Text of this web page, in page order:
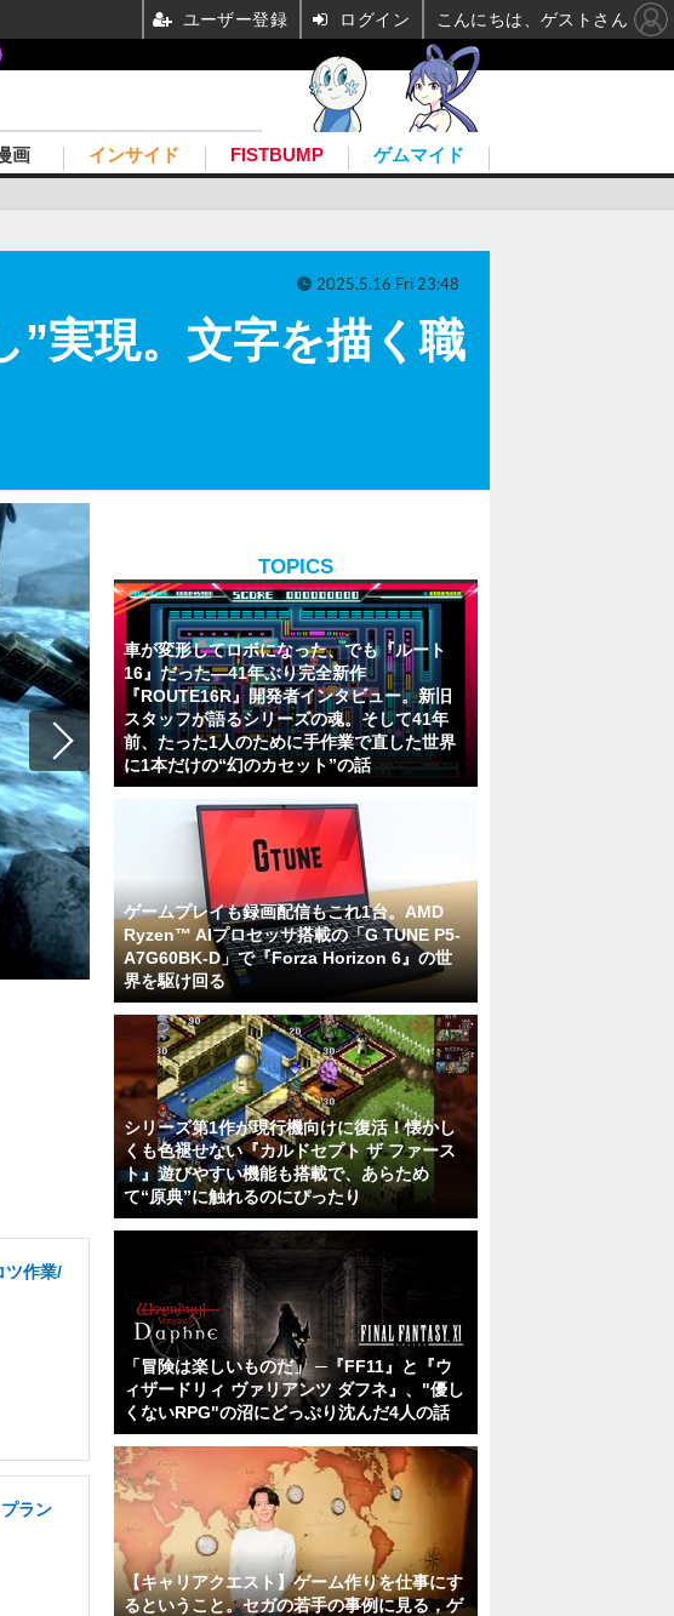
画 インサイド FISTBUMP ゲムマイド
”実現。文字を描く職
2025.5.16 Fri 23:48
ツ作業/
ラン
TOPICS
車が変形してロボになった、でも『ルート
16』だった―41年ぶり完全新作
『ROUTE16R』開発者インタビュー。新旧
スタッフが語るシリーズの魂。そして41年
前、たった1人のために手作業で直した世界
に1本だけの“幻のカセット”の話
ゲームプレイも録画配信もこれ1台。AMD
Ryzen™ AIプロセッサ搭載の「G TUNE P5-
A7G60BK-D」で『Forza Horizon 6』の世
界を駆け回る
シリーズ第1作が現行機向けに復活！懐かし
くも色褪せない『カルドセプト ザ ファース
ト』遊びやすい機能も搭載で、あらため
て“原典”に触れるのにぴったり
「冒険は楽しいものだ」 ─『FF11』と『ウ
ィザードリィ ヴァリアンツ ダフネ』、"優し
くないRPG"の沼にどっぷり沈んだ4人の話
【キャリアクエスト】ゲーム作りを仕事にす
るということ。セガの若手の事例に見る，ゲ
ユーザー登録 ログイン こんにちは、ゲストさん